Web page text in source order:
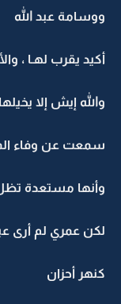
ووسامة عبد الله
أكيد يقرب لهـا ،
والله إيش إلا
سمعت عن وفاء
وأنها مستعدة
لكن عمري لم أرى
كنهر أحزان